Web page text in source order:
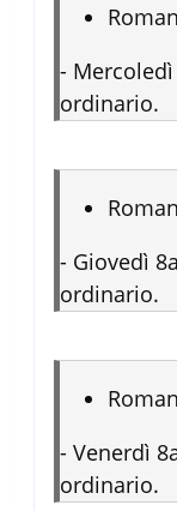
-
ordinario.
- Giovedì
ordinario.
- Venerdì
ordinario.